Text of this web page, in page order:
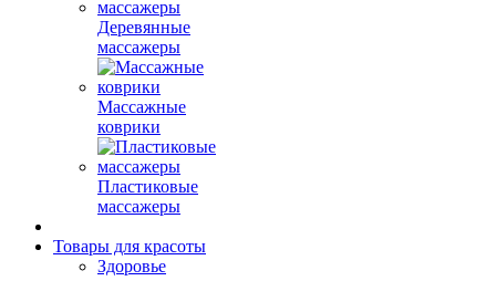
Деревянные
массажеры
Массажные
коврики
Пластиковые
массажеры
Товары для красоты
Здоровье